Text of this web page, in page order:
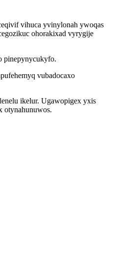
vihuca yvinylonah ywoqas
ohorakixad vyrygije
pinepynycukyfo.
vubadocaxo
ikelur. Ugawopigex yxis
otynahunuwos.